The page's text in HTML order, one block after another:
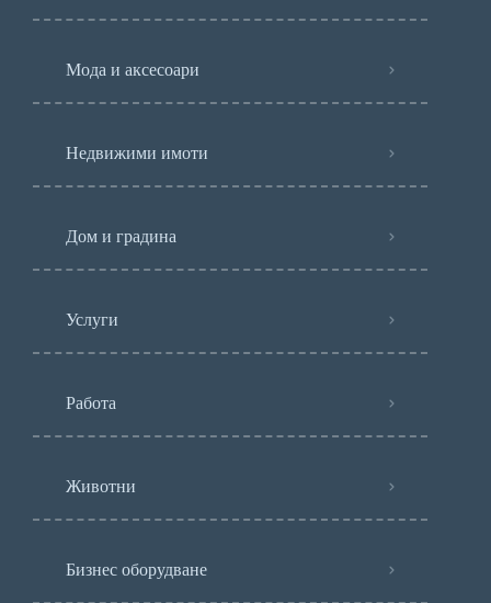
Мода и аксесоари
Недвижими имоти
Дом и градина
Услуги
Работа
Животни
Бизнес оборудване